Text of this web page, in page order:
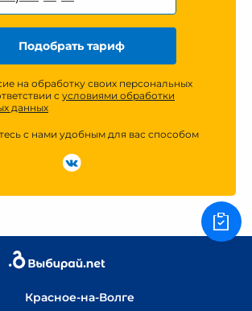
Подобрать тариф
на обработку своих персональных
с условиями обработки
данных
с нами удобным для вас способом
Красное-на-Волге